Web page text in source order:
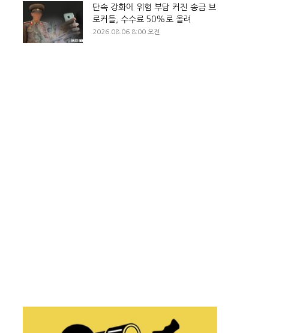
단속 강화에 위험 부담 커진 송금 브
로커들, 수수료 50%로 올려
2026.08.06 8:00 오전